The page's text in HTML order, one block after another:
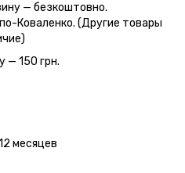
— безкоштовно.
Коваленко. (Другие товары
— 150 грн.
месяцев